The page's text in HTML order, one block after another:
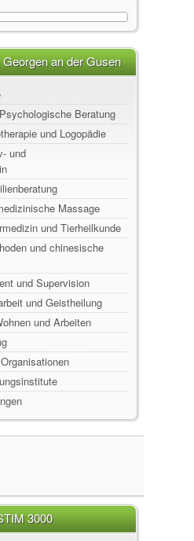
an der Gusen
Beratung
und Logopädie
und
Massage
und Tierheilkunde
und chinesische
und Supervision
und Geistheilung
und Arbeiten
3000